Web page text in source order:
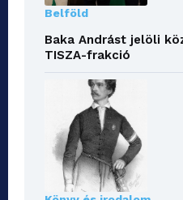
Belföld
Baka Andrást jelöli
TISZA-frakció